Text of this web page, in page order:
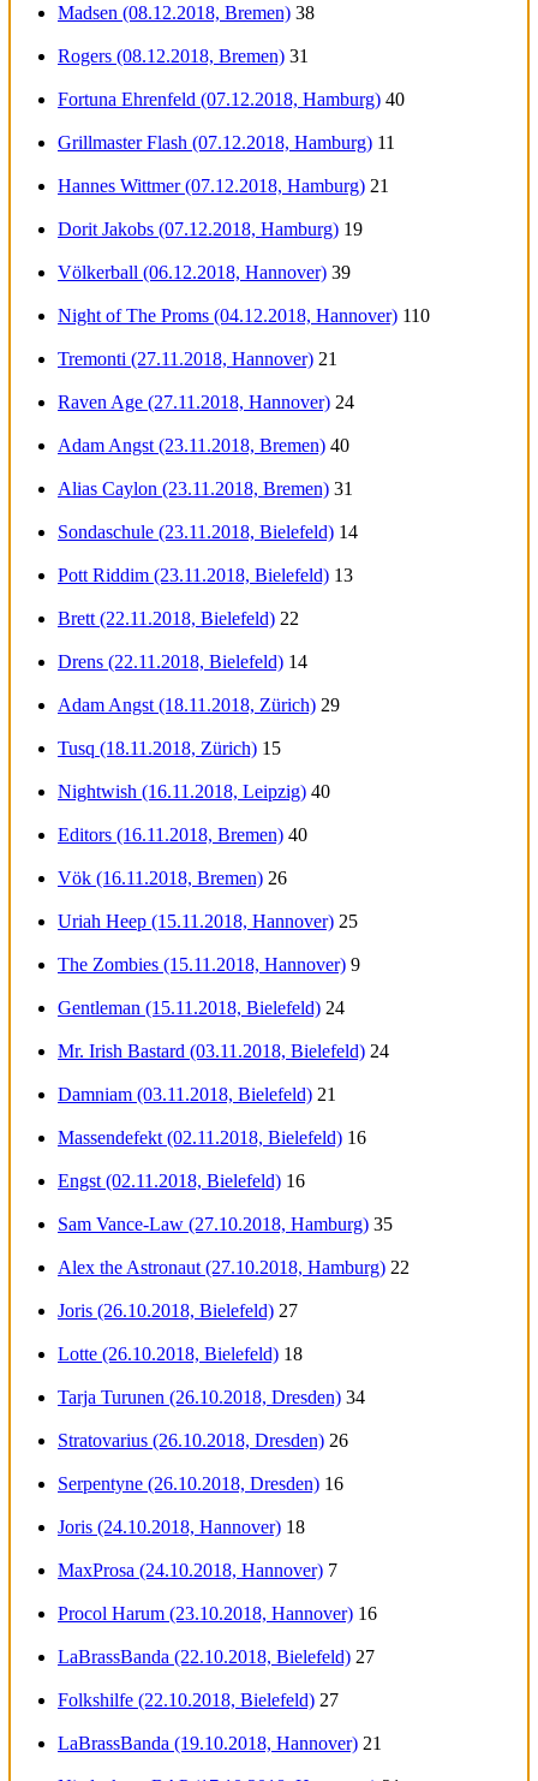
Madsen (08.12.2018, Bremen) 38
Rogers (08.12.2018, Bremen) 31
Fortuna Ehrenfeld (07.12.2018, Hamburg) 40
Grillmaster Flash (07.12.2018, Hamburg) 11
Hannes Wittmer (07.12.2018, Hamburg) 21
Dorit Jakobs (07.12.2018, Hamburg) 19
Völkerball (06.12.2018, Hannover) 39
Night of The Proms (04.12.2018, Hannover) 110
Tremonti (27.11.2018, Hannover) 21
Raven Age (27.11.2018, Hannover) 24
Adam Angst (23.11.2018, Bremen) 40
Alias Caylon (23.11.2018, Bremen) 31
Sondaschule (23.11.2018, Bielefeld) 14
Pott Riddim (23.11.2018, Bielefeld) 13
Brett (22.11.2018, Bielefeld) 22
Drens (22.11.2018, Bielefeld) 14
Adam Angst (18.11.2018, Zürich) 29
Tusq (18.11.2018, Zürich) 15
Nightwish (16.11.2018, Leipzig) 40
Editors (16.11.2018, Bremen) 40
Vök (16.11.2018, Bremen) 26
Uriah Heep (15.11.2018, Hannover) 25
The Zombies (15.11.2018, Hannover) 9
Gentleman (15.11.2018, Bielefeld) 24
Mr. Irish Bastard (03.11.2018, Bielefeld) 24
Damniam (03.11.2018, Bielefeld) 21
Massendefekt (02.11.2018, Bielefeld) 16
Engst (02.11.2018, Bielefeld) 16
Sam Vance-Law (27.10.2018, Hamburg) 35
Alex the Astronaut (27.10.2018, Hamburg) 22
Joris (26.10.2018, Bielefeld) 27
Lotte (26.10.2018, Bielefeld) 18
Tarja Turunen (26.10.2018, Dresden) 34
Stratovarius (26.10.2018, Dresden) 26
Serpentyne (26.10.2018, Dresden) 16
Joris (24.10.2018, Hannover) 18
MaxProsa (24.10.2018, Hannover) 7
Procol Harum (23.10.2018, Hannover) 16
LaBrassBanda (22.10.2018, Bielefeld) 27
Folkshilfe (22.10.2018, Bielefeld) 27
LaBrassBanda (19.10.2018, Hannover) 21